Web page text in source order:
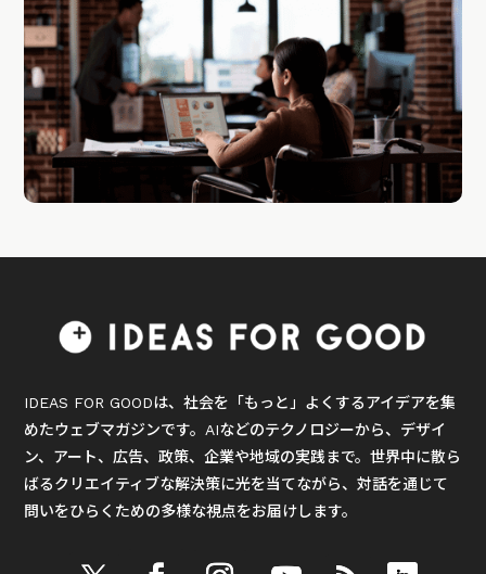
IDEAS FOR GOODは、社会を「もっと」よくするアイデアを集
めたウェブマガジンです。AIなどのテクノロジーから、デザイ
ン、アート、広告、政策、企業や地域の実践まで。世界中に散ら
ばるクリエイティブな解決策に光を当てながら、対話を通じて
問いをひらくための多様な視点をお届けします。